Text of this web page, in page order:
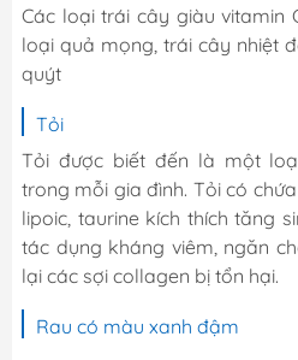
Các loại trái cây giàu vitamin
loại quả mọng, trái cây nhiệt
quýt
Tỏi
Tỏi được biết đến là một
trong mỗi gia đình. Tỏi có
lipoic, taurine kích thích tăng
tác dụng kháng viêm, ngăn
lại các sợi collagen bị tổn hại.
Rau có màu xanh đậm